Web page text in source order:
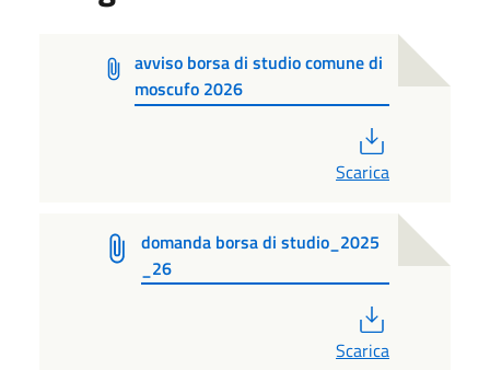
avviso borsa di studio comune di
moscufo 2026
Scarica
domanda borsa di studio_2025
_26
Scarica